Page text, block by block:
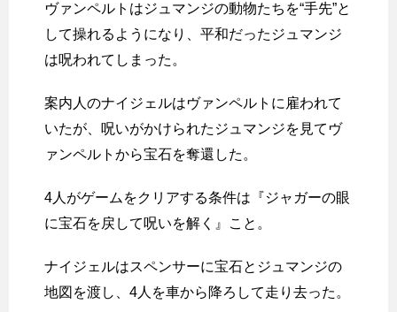
ヴァンペルトはジュマンジの動物たちを“手先”と
して操れるようになり、平和だったジュマンジ
は呪われてしまった。
案内人のナイジェルはヴァンペルトに雇われて
いたが、呪いがかけられたジュマンジを見てヴ
ァンペルトから宝石を奪還した。
4人がゲームをクリアする条件は『ジャガーの眼
に宝石を戻して呪いを解く』こと。
ナイジェルはスペンサーに宝石とジュマンジの
地図を渡し、4人を車から降ろして走り去った。